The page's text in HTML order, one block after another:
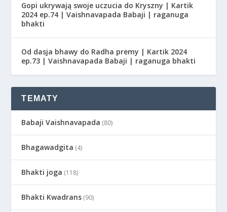
Gopi ukrywają swoje uczucia do Kryszny | Kartik
2024 ep.74 | Vaishnavapada Babaji | raganuga
bhakti
Od dasja bhawy do Radha premy | Kartik 2024
ep.73 | Vaishnavapada Babaji | raganuga bhakti
TEMATY
Babaji Vaishnavapada (80)
Bhagawadgita (4)
Bhakti joga (118)
Bhakti Kwadrans (90)